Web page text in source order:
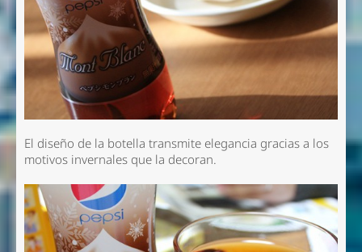
El diseño de la botella transmite elegancia gracias a los
motivos invernales que la decoran.